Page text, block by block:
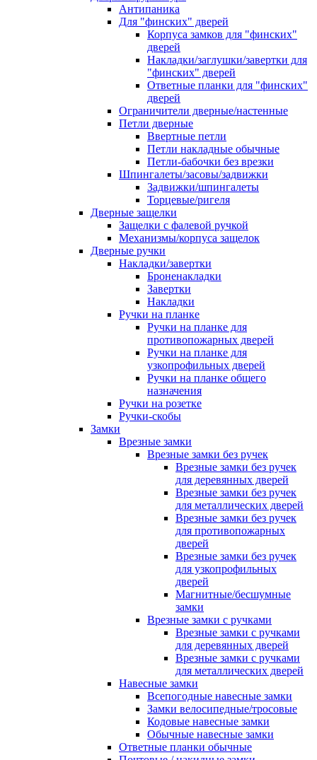
Антипаника
Для "финских" дверей
Корпуса замков для "финских"
дверей
Накладки/заглушки/завертки для
"финских" дверей
Ответные планки для "финских"
дверей
Ограничители дверные/настенные
Петли дверные
Ввертные петли
Петли накладные обычные
Петли-бабочки без врезки
Шпингалеты/засовы/задвижки
Задвижки/шпингалеты
Торцевые/ригеля
Дверные защелки
Защелки с фалевой ручкой
Механизмы/корпуса защелок
Дверные ручки
Накладки/завертки
Броненакладки
Завертки
Накладки
Ручки на планке
Ручки на планке для
противопожарных дверей
Ручки на планке для
узкопрофильных дверей
Ручки на планке общего
назначения
Ручки на розетке
Ручки-скобы
Замки
Врезные замки
Врезные замки без ручек
Врезные замки без ручек
для деревянных дверей
Врезные замки без ручек
для металлических дверей
Врезные замки без ручек
для противопожарных
дверей
Врезные замки без ручек
для узкопрофильных
дверей
Магнитные/бесшумные
замки
Врезные замки с ручками
Врезные замки с ручками
для деревянных дверей
Врезные замки с ручками
для металлических дверей
Навесные замки
Всепогодные навесные замки
Замки велосипедные/тросовые
Кодовые навесные замки
Обычные навесные замки
Ответные планки обычные